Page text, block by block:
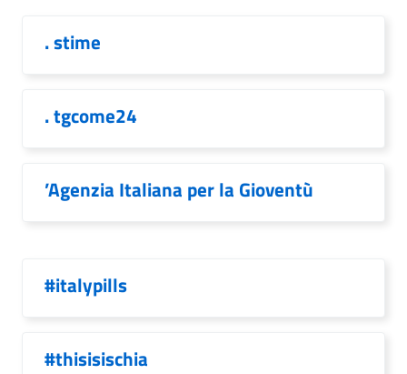
. stime
. tgcome24
’Agenzia Italiana per la Gioventù
#italypills
#thisisischia